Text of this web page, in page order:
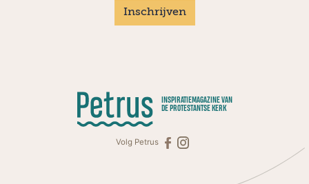
Inschrijven
INSPIRATIEMAGAZINE VAN
DE PROTESTANTSE KERK
Volg Petrus